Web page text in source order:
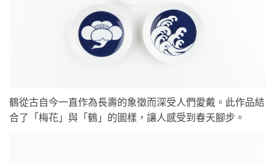
鶴從古自今一直作為長壽的象徵而深受人們愛戴。此作品結
合了「梅花」與「鶴」的圖樣，讓人感受到春天腳步。